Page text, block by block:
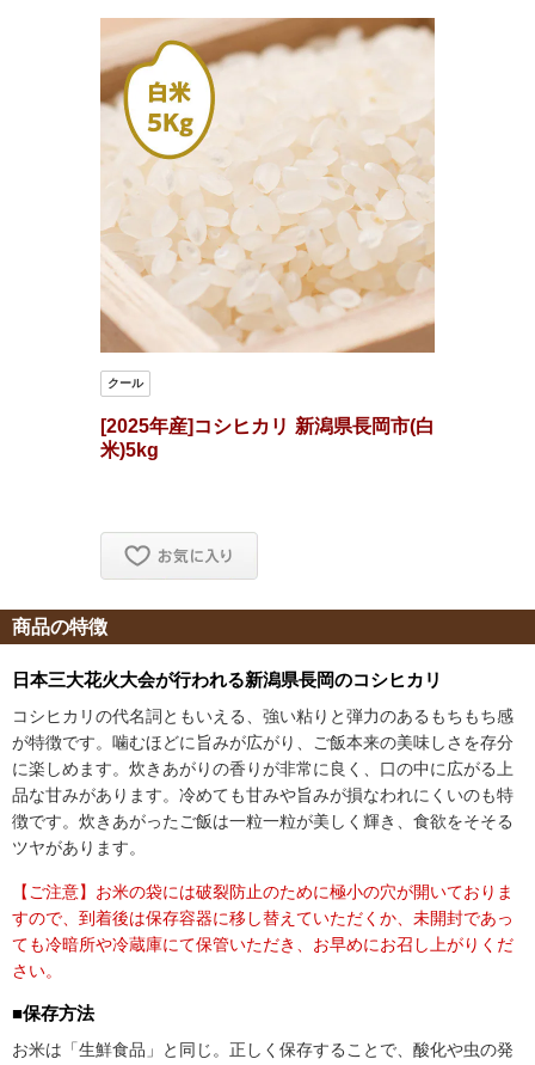
商品の特徴
日本三大花火大会が行われる新潟県長岡のコシヒカリ
コシヒカリの代名詞ともいえる、強い粘りと弾力のあるもちもち感
が特徴です。噛むほどに旨みが広がり、ご飯本来の美味しさを存分
に楽しめます。炊きあがりの香りが非常に良く、口の中に広がる上
品な甘みがあります。冷めても甘みや旨みが損なわれにくいのも特
徴です。炊きあがったご飯は一粒一粒が美しく輝き、食欲をそそる
ツヤがあります。
【ご注意】お米の袋には破裂防止のために極小の穴が開いておりま
すので、到着後は保存容器に移し替えていただくか、未開封であっ
ても冷暗所や冷蔵庫にて保管いただき、お早めにお召し上がりくだ
さい。
■保存方法
お米は「生鮮食品」と同じ。正しく保存することで、酸化や虫の発